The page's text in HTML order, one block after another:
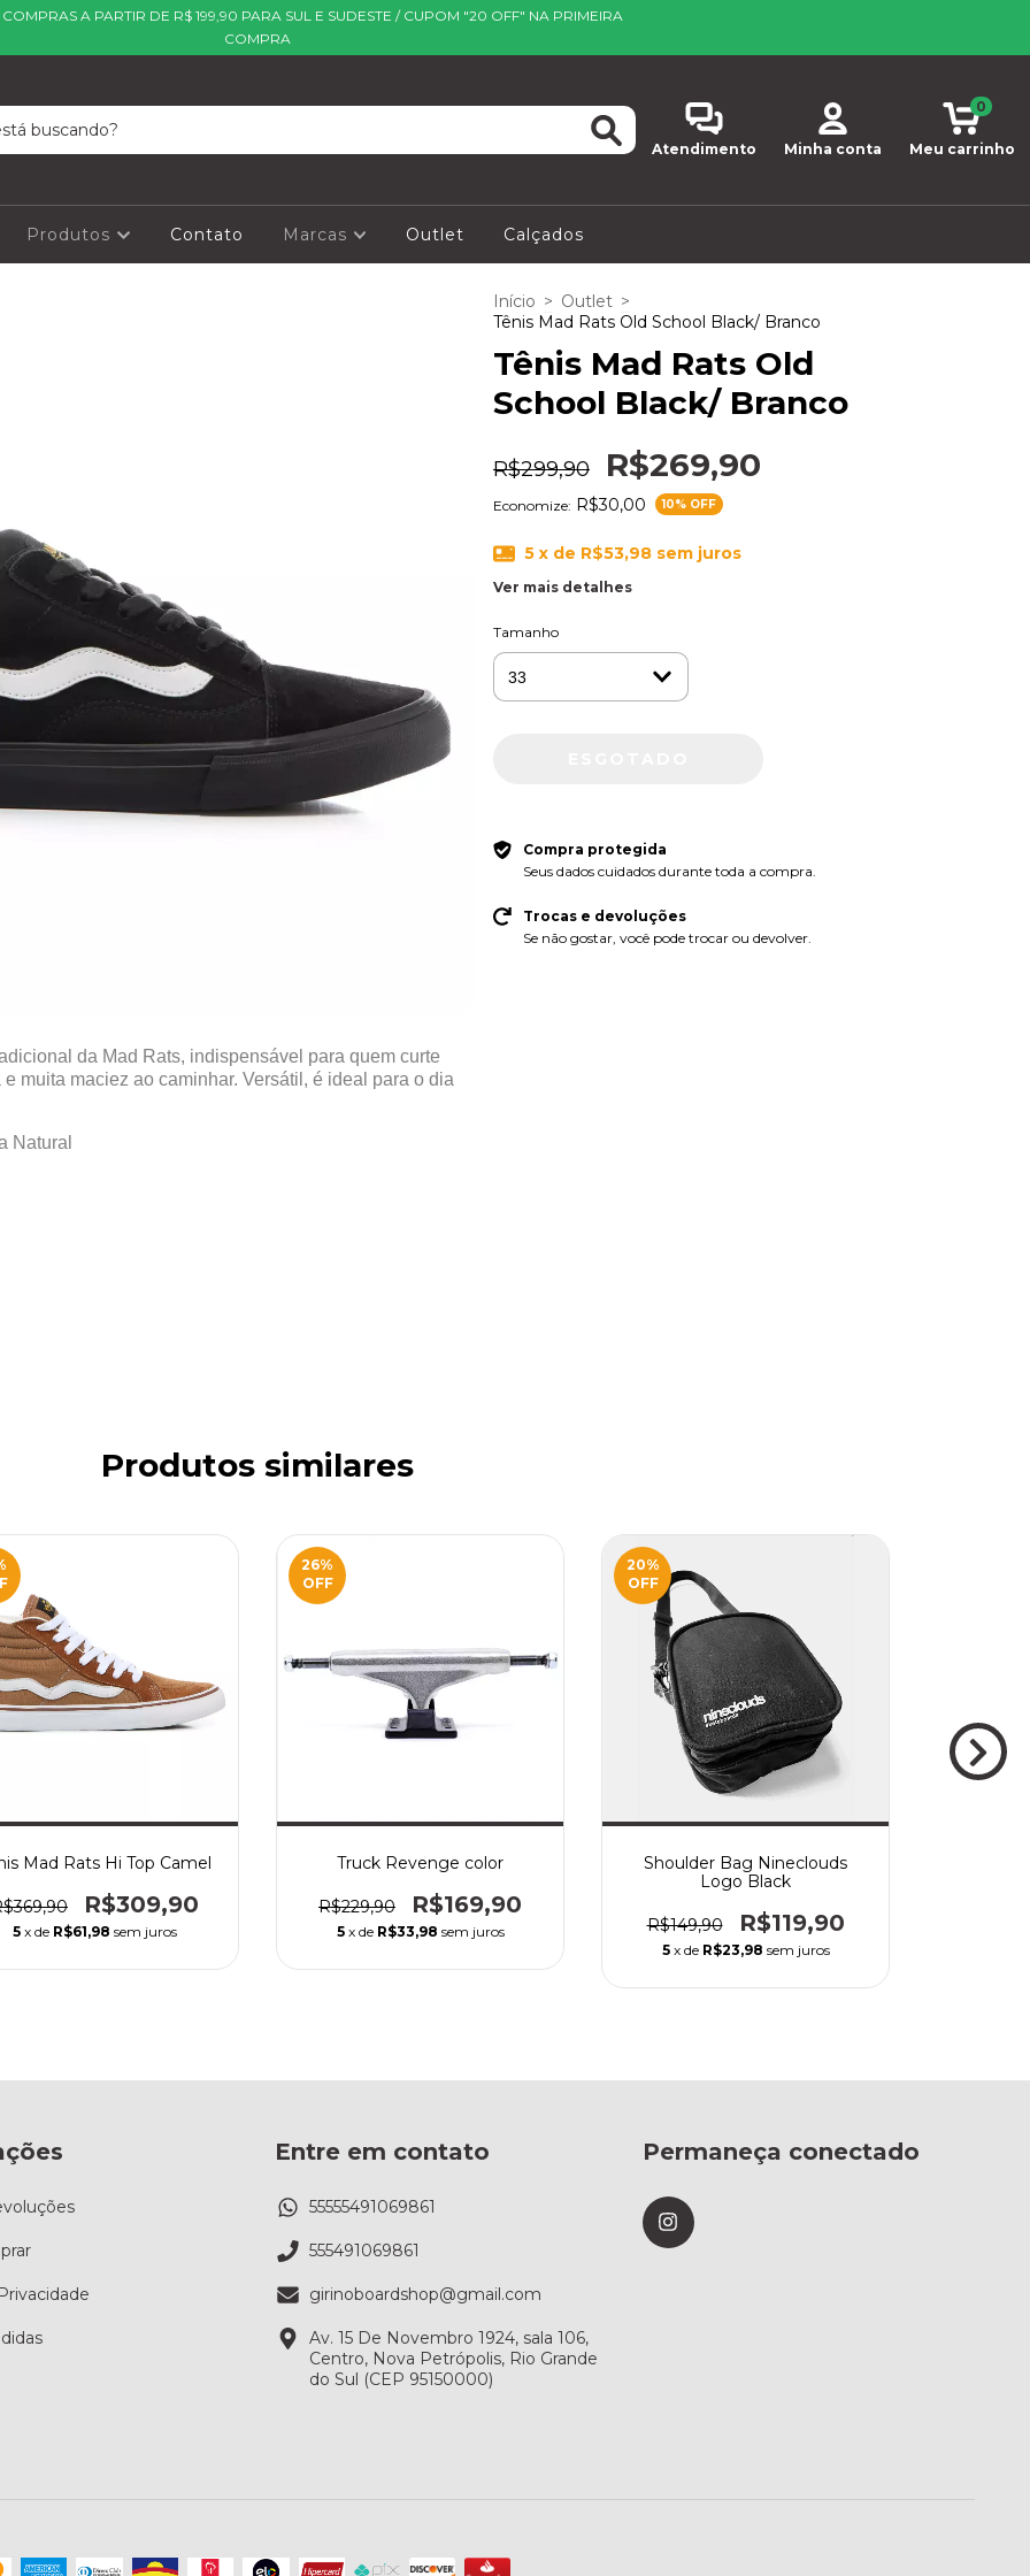
COMPRAS A PARTIR DE R$ 199,90 PARA SUL E SUDESTE / CUPOM "20 OFF" NA PRIMEIRA
COMPRA
Atendimento Minha conta Meu carrinho
0
Produtos Contato Marcas Outlet Calçados
da Mad Rats, indispensável para quem curte
muita maciez ao caminhar. Versátil, é ideal para o dia
Natural
Início > Outlet >
Tênis Mad Rats Old School Black/ Branco
Tênis Mad Rats Old
School Black/ Branco
R$299,90 R$269,90
Economize: R$30,00 10% OFF
5 x de R$53,98 sem juros
Ver mais detalhes
Tamanho
Compra protegida
Seus dados cuidados durante toda a compra.
Trocas e devoluções
Se não gostar, você pode trocar ou devolver.
Produtos similares
Mad Rats Hi Top Camel
R$309,90
5 x de R$61,98 sem juros
26%
OFF
Truck Revenge color
R$229,90 R$169,90
5 x de R$33,98 sem juros
20%
OFF
Shoulder Bag Nineclouds
Logo Black
R$149,90 R$119,90
5 x de R$23,98 sem juros
Entre em contato
55555491069861
555491069861
girinoboardshop@gmail.com
Av. 15 De Novembro 1924, sala 106,
Centro, Nova Petrópolis, Rio Grande
do Sul (CEP 95150000)
Permaneça conectado